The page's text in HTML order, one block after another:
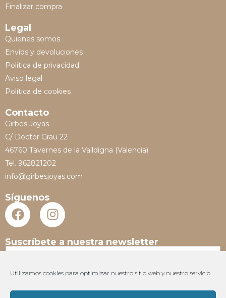
Utilizamos cookies para optimizar nuestro sitio web y nuestro servicio.
Finalizar compra
Legal
Quienes somos
Envíos y devoluciones
Política de privacidad
Aviso legal
Política de cookies
Contacto
Girbes Joyas
C/ Doctor Grau 22
46760 Tavernes de la Valldigna (Valencia)
Tel. 962821202
info@girbesjoyas.com
Síguenos
Suscríbete a nuestra newsletter
N
m
m